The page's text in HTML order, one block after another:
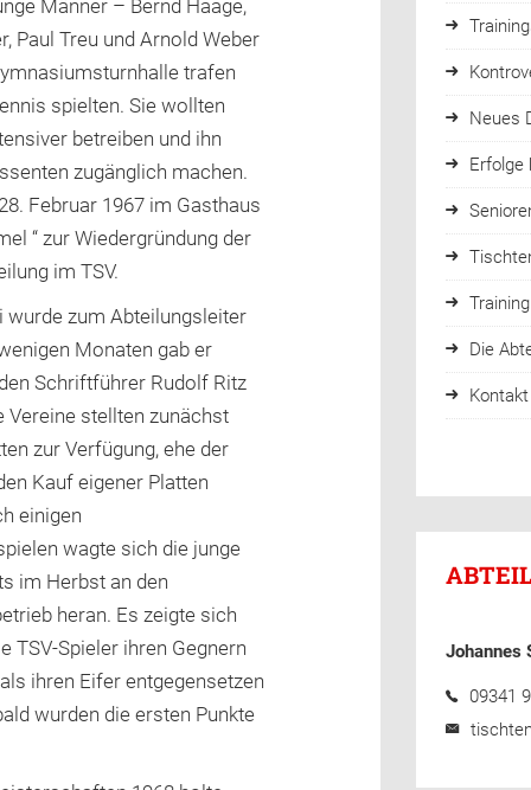
Männer – Bernd Haage,
Paul Treu und Arnold Weber
trafen
spielten. Sie wollten
betreiben und ihn
zugänglich machen.
Februar 1967 im Gasthaus
“ zur Wiedergründung der
im TSV.
wurde zum Abteilungsleiter
Monaten gab er
Schriftführer Rudolf Ritz
Vereine stellten zunächst
zur Verfügung, ehe der
Kauf eigener Platten
einigen
wagte sich die junge
im Herbst an den
heran. Es zeigte sich
TSV-Spieler ihren Gegnern
ihren Eifer entgegensetzen
wurden die ersten Punkte
Neues
Erfolge
Training
Die
Kontakt
Johannes
09341